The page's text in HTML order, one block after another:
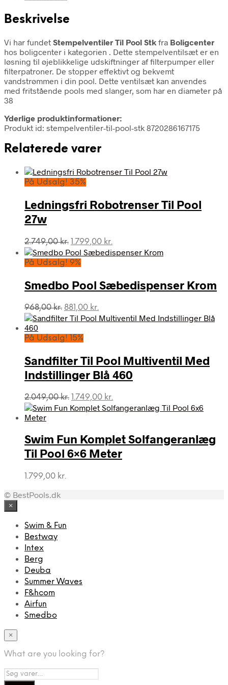
Beskrivelse
Vi har fundet Stempelventiler Til Pool Stk fra Boligcenter
hos boligcenter i kategorien . Dette stempelventilsæt er en
løsning til øjeblikkelige udskiftninger af filterpumper eller
filterpatroner. De stopper effektivt og bekvemt
vandstrømmen i din pool. Dette ventilsæt kan anvendes
med fritstående pools med slanger, som har en diameter på
38
Yderlige produktinformationer:
Produkt id: stempelventiler-til-pool-stk 8720286167175
Relaterede varer
På Udsalg! 35%
Ledningsfri Robotrenser Til Pool
27w
2.749,00kr. Den
oprindelige
pris
2.749,00 kr..
1.799,00 kr.
aktuelle
1.799,00 kr..
På Udsalg! 9%
Smedbo Pool Sæbedispenser Krom
968,00kr. Den
oprindelige
var:
881,00 kr.
aktuelle
På Udsalg! 15%
Sandfilter Til Pool Multiventil Med
Indstillinger Blå 460
2.049,00kr. Den
oprindelige
2.049,00 kr..
1.749,00 kr.
aktuelle
1.749,00 kr..
Swim Fun Komplet Solfangeranlæg
Til Pool 6×6 Meter
1.799,00 kr.
© BestPools.dk
×
Swim & Fun
Bestway
Intex
Berg
Deuba
Summer Waves
F&hcom
Airfun
Smedbo
×
What are you looking for?